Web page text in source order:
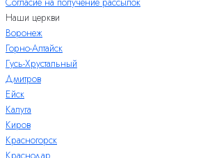
Наши церкви
Воронеж
Горно-Алтайск
Гусь-Хрустальный
Дмитров
Ейск
Калуга
Киров
Красногорск